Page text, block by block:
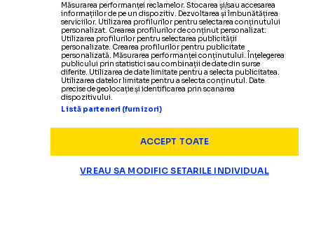
Măsurarea performanței reclamelor. Stocarea și/sau accesarea
informațiilor de pe un dispozitiv. Dezvoltarea și îmbunătățirea
serviciilor. Utilizarea profilurilor pentru selectarea conținutului
personalizat. Crearea profilurilor de conținut personalizat.
Utilizarea profilurilor pentru selectarea publicității
personalizate. Crearea profilurilor pentru publicitate
personalizată. Măsurarea performanței conținutului. Înțelegerea
publicului prin statistici sau combinații de date din surse
diferite. Utilizarea de date limitate pentru a selecta publicitatea.
Utilizarea datelor limitate pentru a selecta conținutul. Date
precise de geolocație și identificarea prin scanarea
dispozitivului.
Listă parteneri (furnizori)
ACCEPT TOATE
VREAU SA MODIFIC SETARILE INDIVIDUAL